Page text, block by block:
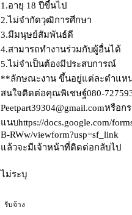
1.อายุ 18 ปีขึ้นไป
2.ไม่จำกัดวุฒิการศึกษา
3.มีมนุษย์สัมพันธ์ดี
4.สามารถทำงานร่วมกับผู้อื่นได้
5.ไม่จำเป็นต้องมีประสบการณ์
**ลักษณะงาน ขึ้นอยู่แต่ละตำแห
สนใจติดต่อคุณพิเชษฐ์080-
Peetpart39304@gmail.comหรือ
แนบhttps://docs.google.com/
B-RWw/viewform?usp=sf_link
แล้วจะมีเจ้าหน้าที่ติดต่อกลับไป
ไม่ระบุ
รับจ้าง